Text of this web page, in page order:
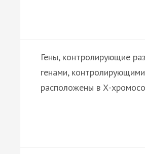
Гены, контролирующие
генами,
расположены в Х-